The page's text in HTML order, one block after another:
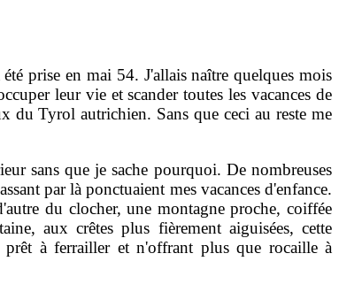
prise en mai 54. J'allais naître quelques mois
leur vie et scander toutes les vacances de
du Tyrol autrichien. Sans que ceci au reste me
sans que je sache pourquoi. De nombreuses
par là ponctuaient mes vacances d'enfance.
du clocher, une montagne proche, coiffée
aux crêtes plus fièrement aiguisées, cette
prêt à ferrailler et n'offrant plus que rocaille à